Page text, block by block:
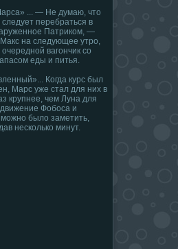
... — Не думаю, что
перебраться в
Патриком, —
на следующее утро,
очередной вагончик со
еды и питья.
Когда курс был
Марс уже стал для них в
крупнее, чем Луна для
Фобоса и
было заметить,
несколько минут.